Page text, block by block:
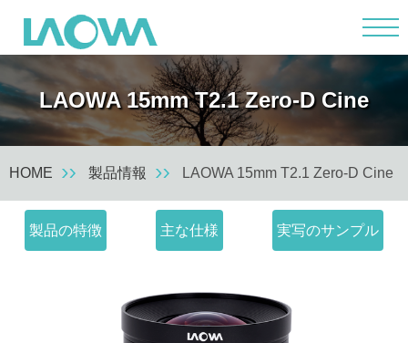
LAOWA 15mm T2.1 Zero-D Cine
HOME 製品情報 LAOWA 15mm T2.1 Zero-D Cine
製品の特徴 主な仕様 実写のサンプル